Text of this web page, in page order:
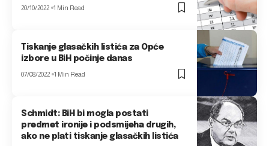
20/10/2022 1 Min Read
Tiskanje glasačkih listića za Opće
izbore u BiH počinje danas
07/08/2022 1 Min Read
Schmidt: BiH bi mogla postati
predmet ironije i podsmijeha drugih,
ako ne plati tiskanje glasačkih listića